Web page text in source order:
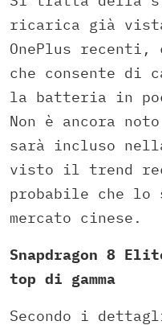
ricarica già
OnePlus recenti,
che consente di
la batteria in
Non è ancora
sarà incluso
visto il trend
probabile che
mercato cinese.
Snapdragon 8
top di gamma
Secondo i